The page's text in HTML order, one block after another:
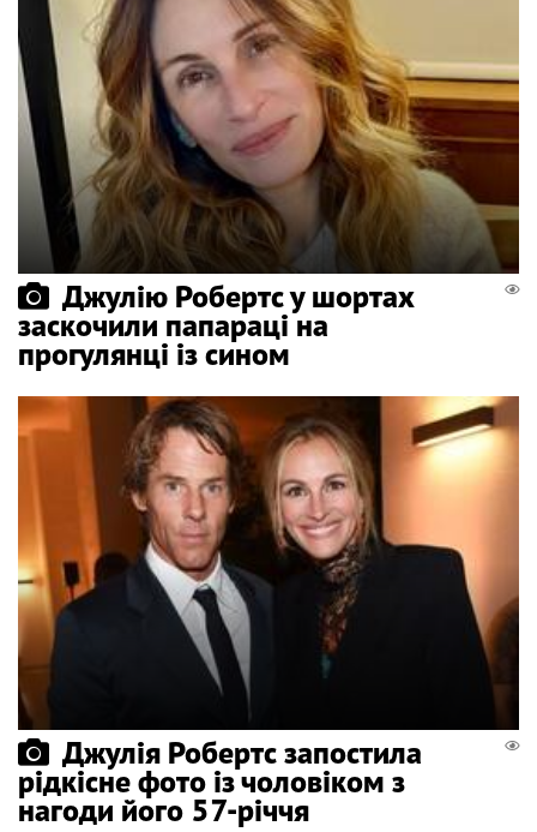
Джулію Робертс у шортах
заскочили папараці на
прогулянці із сином
Джулія Робертс запостила
рідкісне фото із чоловіком з
нагоди його 57-річчя